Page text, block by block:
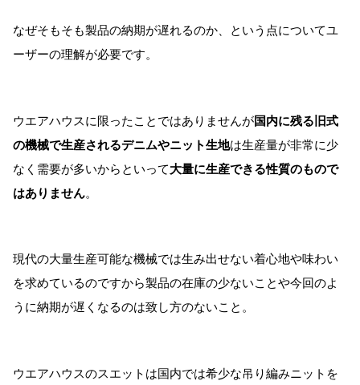
なぜそもそも製品の納期が遅れるのか、という点についてユ
ーザーの理解が必要です。
ウエアハウスに限ったことではありませんが国内に残る旧式
の機械で生産されるデニムやニット生地は生産量が非常に少
なく需要が多いからといって大量に生産できる性質のもので
はありません。
現代の大量生産可能な機械では生み出せない着心地や味わい
を求めているのですから製品の在庫の少ないことや今回のよ
うに納期が遅くなるのは致し方のないこと。
ウエアハウスのスエットは国内では希少な吊り編みニットを